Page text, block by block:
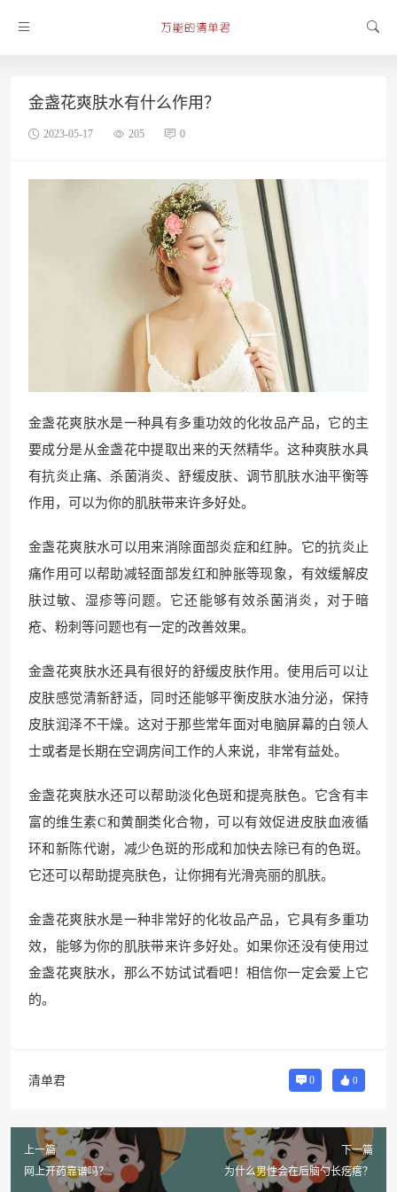
金盏花爽肤水有什么作用？
2023-05-17 205 0
金盏花爽肤水是一种具有多重功效的化妆品产品，它的主
要成分是从金盏花中提取出来的天然精华。这种爽肤水具
有抗炎止痛、杀菌消炎、舒缓皮肤、调节肌肤水油平衡等
作用，可以为你的肌肤带来许多好处。
金盏花爽肤水可以用来消除面部炎症和红肿。它的抗炎止
痛作用可以帮助减轻面部发红和肿胀等现象，有效缓解皮
肤过敏、湿疹等问题。它还能够有效杀菌消炎，对于暗
疮、粉刺等问题也有一定的改善效果。
金盏花爽肤水还具有很好的舒缓皮肤作用。使用后可以让
皮肤感觉清新舒适，同时还能够平衡皮肤水油分泌，保持
皮肤润泽不干燥。这对于那些常年面对电脑屏幕的白领人
士或者是长期在空调房间工作的人来说，非常有益处。
金盏花爽肤水还可以帮助淡化色斑和提亮肤色。它含有丰
富的维生素C和黄酮类化合物，可以有效促进皮肤血液循
环和新陈代谢，减少色斑的形成和加快去除已有的色斑。
它还可以帮助提亮肤色，让你拥有光滑亮丽的肌肤。
金盏花爽肤水是一种非常好的化妆品产品，它具有多重功
效，能够为你的肌肤带来许多好处。如果你还没有使用过
金盏花爽肤水，那么不妨试试看吧！相信你一定会爱上它
的。
清单君 0 0
上一篇
网上开药靠谱吗？
下一篇
为什么男性会在后脑勺长疙瘩？